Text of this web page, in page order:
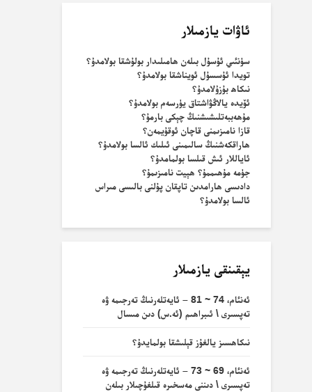
ئاۋات يازمىلار
سۈنئىي ئۇسۇل بىلەن ھامىلىدار بولۇشقا بولامدۇ؟
تويدا ئۇسسۇل ئويناشقا بولامدۇ؟
نىكاھ بۇزۇلامدۇ؟
ئۆيدە يالاڭۋاشتاق يۈرسەم بولامدۇ؟
مۇھەببەتلىشىشنىڭ چېكى بارمۇ؟
قازا نامىزىمنى قاچان ئوقۇيمەن؟
ھاراقكەشنىڭ سالىمىنى ئىلىك ئالسا بولامدۇ؟
ئاياللار ئىش قىلسا بولمامدۇ؟
جۈمە مۇھىممۇ؟ ھېيت نامىزىمۇ؟
دادىسى ھارامدىن تاپقان پۇلنى بالىسى مىراس
ئالسا بولامدۇ؟
يېقىنقى يازمىلار
ئەنئام، 74 ~ 81 – ئايەتلەرنىڭ تەرجىمە ۋە
تەپسىرى \ ئىبراھىم (ئە.س) دىن مىسال
نىكاھسىز يالغۇز قېلىشقا بولمايدۇ؟
ئەنئام، 69 ~ 73 – ئايەتلەرنىڭ تەرجىمە ۋە
تەپسىرى \ دىننى مەسخىرە قىلغۇچىلار بىلەن